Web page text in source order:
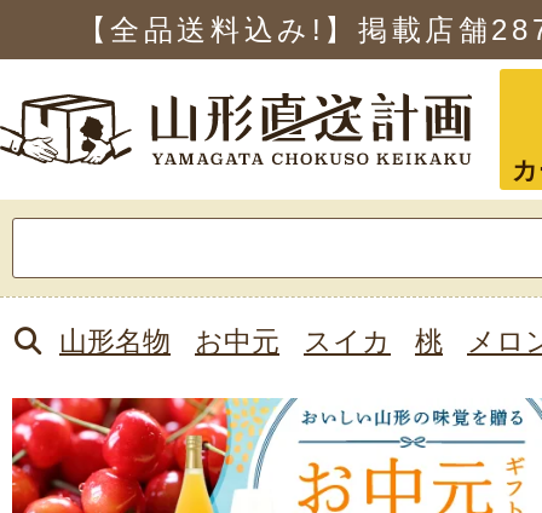
【全品送料込み!】掲載店舗
索:
山形名物 お中元 スイカ 桃 メロ